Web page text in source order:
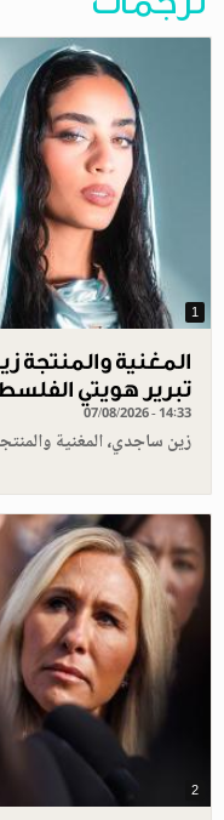
1
المغنية والمنتجة
تبرير هويتي
07/08/2026 - 14:33
زين ساجدي، المغنية
2